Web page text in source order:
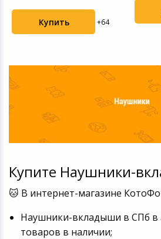
Купить +64
Купите Наушники-
🐱 В интернет-магазине
Наушники-вкладыши в СПб в
товаров в наличии;